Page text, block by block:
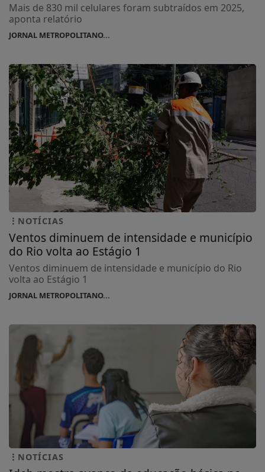
Mais de 830 mil celulares foram subtraídos em 2025,
aponta relatório
JORNAL METROPOLITANO...
NOTÍCIAS
Ventos diminuem de intensidade e município
do Rio volta ao Estágio 1
Ventos diminuem de intensidade e município do Rio
volta ao Estágio 1
JORNAL METROPOLITANO...
NOTÍCIAS